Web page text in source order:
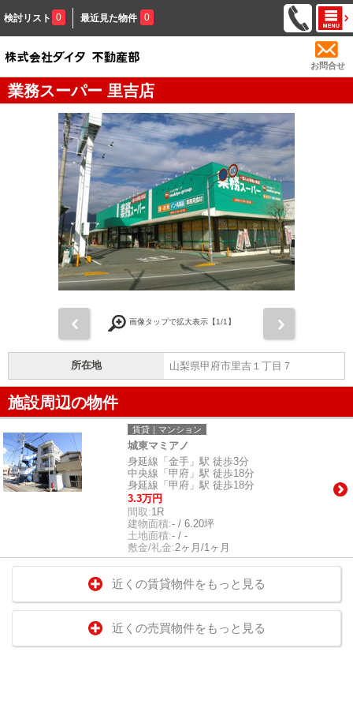
検討リスト 0 最近見た物件 0
お問合せ
業務スーパー 里吉店
画像タップで拡大表示【1/1】
所在地 山梨県甲府市里吉１丁目７
施設周辺の物件
賃貸｜マンション
城東マミアノ
身延線「金手」駅 徒歩3分
中央線「甲府」駅 徒歩18分
身延線「甲府」駅 徒歩18分
3.3万円
間取:1R
建物面積:- / 6.20坪
土地面積:- / -
敷金/礼金:2ヶ月/1ヶ月
近くの賃貸物件をもっと見る
近くの売買物件をもっと見る